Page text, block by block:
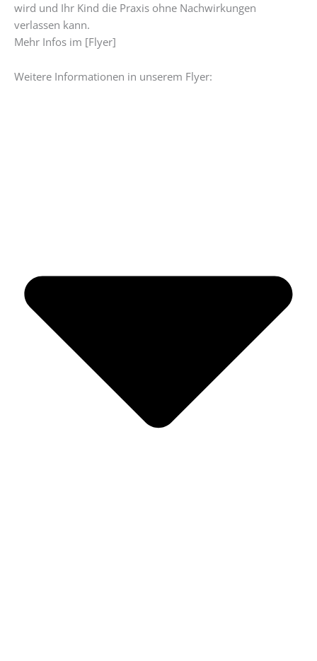
wird und Ihr Kind die Praxis ohne Nachwirkungen
verlassen kann.
Mehr Infos im [Flyer]
Weitere Informationen in unserem Flyer: